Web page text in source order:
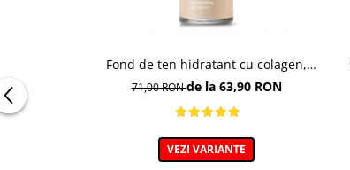
Fond de ten hidratant cu colagen,
nuanta 301c Nude - 30ml
71,00 RONde la 63,90 RON
VEZI VARIANTE